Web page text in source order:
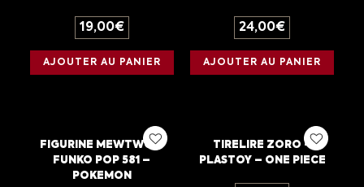
19,00€
AJOUTER AU PANIER
24,00€
AJOUTER AU PANIER
FIGURINE MEWTWO –
FUNKO POP 581 –
POKEMON
TIRELIRE ZORO –
PLASTOY – ONE PIECE